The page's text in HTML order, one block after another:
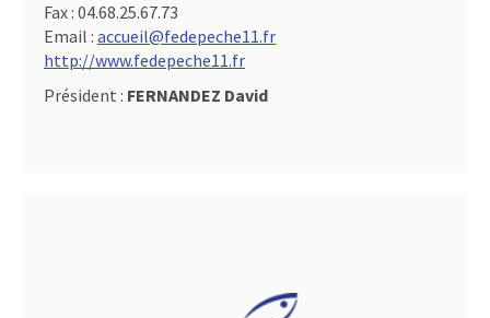
Fax : 04.68.25.67.73
Email : accueil@fedepeche11.fr
http://www.fedepeche11.fr
Président : FERNANDEZ David